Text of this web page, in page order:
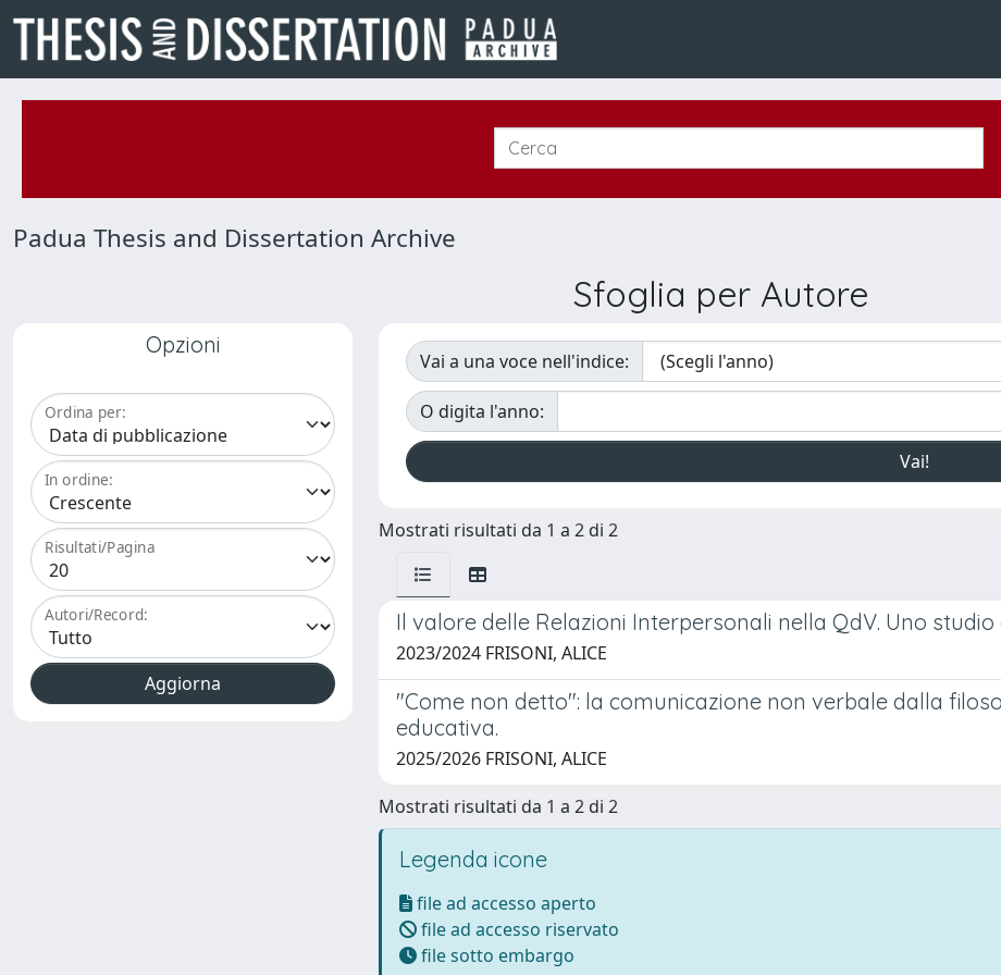
Padua Thesis and Dissertation Archive
Sfoglia per Autore
Opzioni
Ordina per:
In ordine:
Risultati/Pagina
Autori/Record:
Vai a una voce nell'indice:
O digita l'anno:
Mostrati risultati da 1 a 2 di 2
Il valore delle Relazioni Interpersonali nella QdV. Uno studio
2023/2024 FRISONI, ALICE
"Come non detto": la comunicazione non verbale dalla
educativa.
2025/2026 FRISONI, ALICE
Mostrati risultati da 1 a 2 di 2
Legenda icone
file ad accesso aperto
file ad accesso riservato
file sotto embargo